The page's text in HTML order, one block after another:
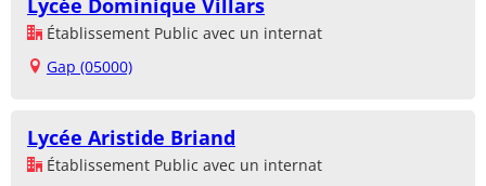
Lycée Dominique Villars
Établissement Public avec un internat
Gap (05000)
Lycée Aristide Briand
Établissement Public avec un internat